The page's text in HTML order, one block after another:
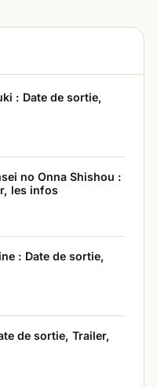
: Date de sortie,
no Onna Shishou :
les infos
: Date de sortie,
de sortie, Trailer,